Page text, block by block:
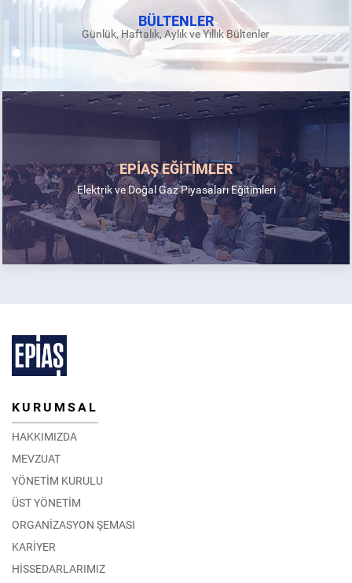
BÜLTENLER
Günlük, Haftalık, Aylık ve Yıllık Bültenler
EPİAŞ EĞİTİMLER
Elektrik ve Doğal Gaz Piyasaları Eğitimleri
KURUMSAL
HAKKIMIZDA
MEVZUAT
YÖNETİM KURULU
ÜST YÖNETİM
ORGANİZASYON ŞEMASI
KARİYER
HİSSEDARLARIMIZ